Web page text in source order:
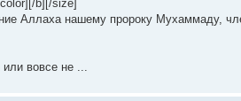
b][/size]
Аллаха нашему пророку Мухаммаду,
вовсе не ...